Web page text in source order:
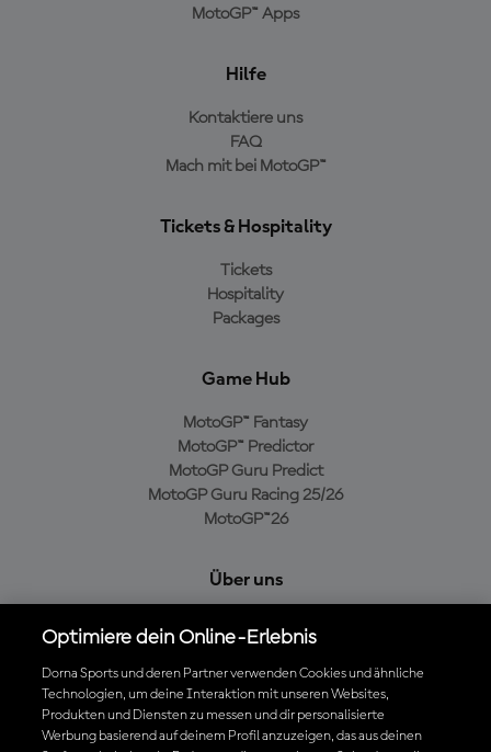
MotoGP™ Apps
Hilfe
Kontaktiere uns
FAQ
Mach mit bei MotoGP™
Tickets & Hospitality
Tickets
Hospitality
Packages
Game Hub
MotoGP™ Fantasy
MotoGP™ Predictor
MotoGP Guru Predict
MotoGP Guru Racing 25/26
MotoGP™26
Über uns
Cookie-Richtlinien
Geschäftsbedingungen
Datenschutzrichtlinien
Kaufrichtlinie
Optimiere dein Online-Erlebnis
Dorna Sports und deren Partner verwenden Cookies und ähnliche
Technologien, um deine Interaktion mit unseren Websites,
Produkten und Diensten zu messen und dir personalisierte
Werbung basierend auf deinem Profil anzuzeigen, das aus deinen